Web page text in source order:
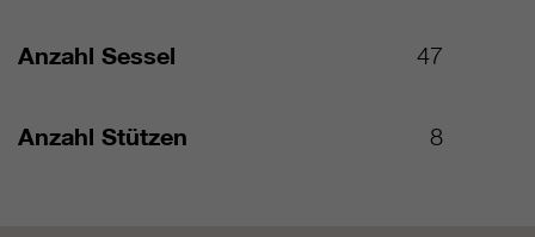
Anzahl Sessel 47
Anzahl Stützen 8